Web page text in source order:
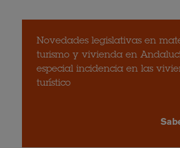
Novedades legislativas en
turismo y vivienda en
especial incidencia en las
turístico